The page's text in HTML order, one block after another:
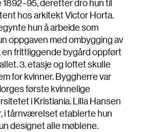
deretter dro hun til
hos arkitekt Victor Horta.
hun å arbeide som
oppgaven med ombygging av
en frittliggende bygård oppført
3. etasje og loftet skulle
for kvinner. Byggherre var
første kvinnelige
i Kristiania. Lilla Hansen
i tårnværelset etablerte hun
designet alle møblene.